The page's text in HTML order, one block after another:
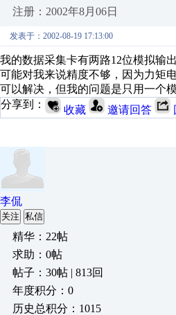
注册：2002年8月06日
发表于：2002-08-19 17:13:00
我的数据采集卡有两路12位模拟输
可能对我来说精度不够，因为力矩
可以解决，但我的问题是只用一个
分享到：
收藏 邀请回答
李侃
关注 私信
精华：22帖
求助：0帖
帖子：30帖 | 813回
年度积分：0
历史总积分：1015